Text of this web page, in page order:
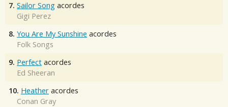
7. Sailor Song acordes
Gigi Perez
8. You Are My Sunshine acordes
Folk Songs
9. Perfect acordes
Ed Sheeran
10. Heather acordes
Conan Gray